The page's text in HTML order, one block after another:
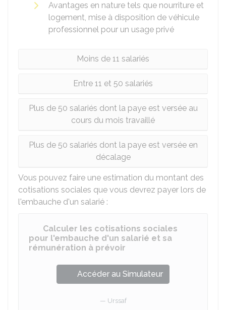
Avantages en nature tels que nourriture et
logement, mise à disposition de véhicule
professionnel pour un usage privé
Moins de 11 salariés
Entre 11 et 50 salariés
Plus de 50 salariés dont la paye est versée au
cours du mois travaillé
Plus de 50 salariés dont la paye est versée en
décalage
Vous pouvez faire une estimation du montant des
cotisations sociales que vous devrez payer lors de
l'embauche d'un salarié :
Calculer les cotisations sociales
pour l'embauche d'un salarié et sa
rémunération à prévoir
Accéder au Simulateur
Urssaf